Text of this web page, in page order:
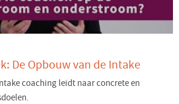
De Opbouw van de Intake
coaching leidt naar concrete en